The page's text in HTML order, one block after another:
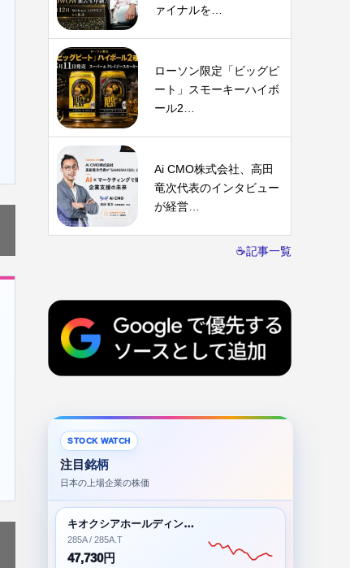
ァイナルを…
ローソン限定「ビッグピ
ート」スモーキーハイボ
ール2…
Ai CMO株式会社、高田
竜次代表のインタビュー
が経営…
☕記事一覧
STOCK WATCH
注目銘柄
日本の上場企業の株価
キオクシアホールディングス株式会社
285A / 285A.T
47,730円